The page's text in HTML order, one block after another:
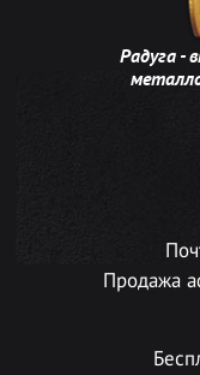
Радуга -
Продажа